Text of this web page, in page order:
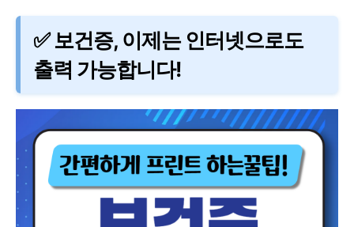
✅ 보건증, 이제는 인터넷으로도
출력 가능합니다!